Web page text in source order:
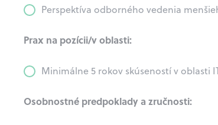
Perspektíva odborného vedenia
Prax na pozícii/v oblasti:
Minimálne 5 rokov skúseností v oblasti
Osobnostné predpoklady a zručnosti: